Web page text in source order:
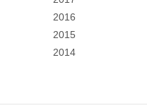
2016
2015
2014